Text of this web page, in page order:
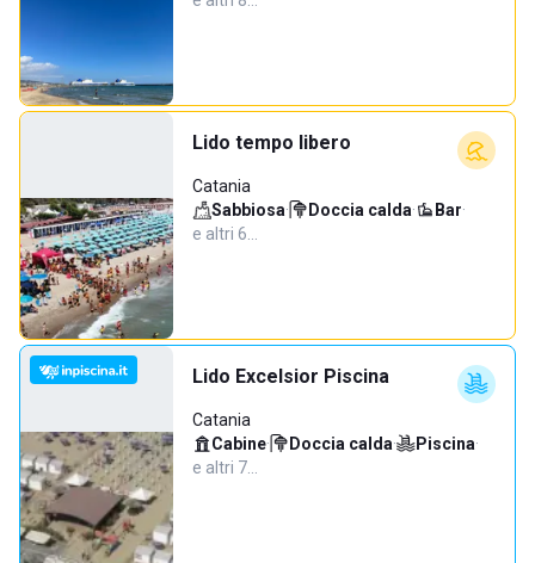
Lido tempo libero
Catania
Sabbiosa· Doccia calda· Bar·
e altri 6…
Lido Excelsior Piscina
Catania
Cabine· Doccia calda· Piscina·
e altri 7…